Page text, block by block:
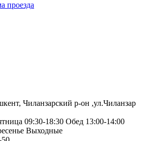
проезда
Чиланзарский р-он ,ул.Чиланзар
09:30-18:30 Обед 13:00-14:00
Выходные